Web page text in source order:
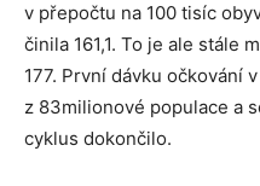
v přepočtu na 100 tisíc
činila 161,1. To je ale stále
177. První dávku očkování
z 83milionové populace a
cyklus dokončilo.